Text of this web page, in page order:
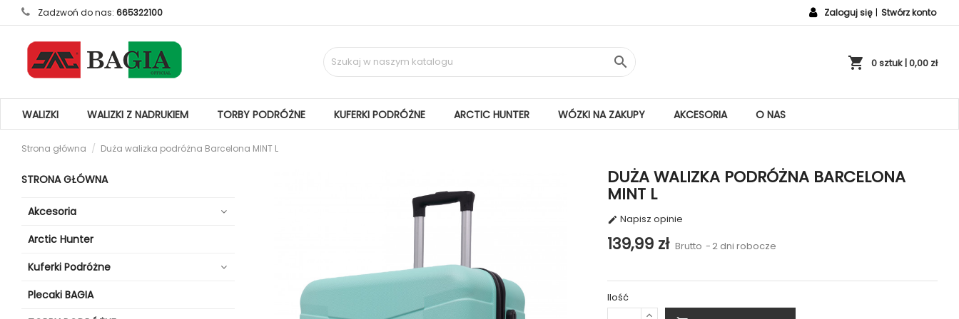
Zadzwoń do nas: 665322100 Zaloguj się | Stwórz konto
 shopping_cart 0 sztuk| 0,00 zł
WALIZKI WALIZKI Z NADRUKIEM TORBY PODRÓŻNE KUFERKI PODRÓŻNE ARCTIC HUNTER WÓZKI NA ZAKUPY AKCESORIA O NAS
Strona główna Duża walizka podróżna Barcelona MINT L
STRONA GŁÓWNA
Akcesoria
Arctic Hunter
Kuferki Podróżne
Plecaki BAGIA
DUŻA WALIZKA PODRÓŻNA BARCELONA
MINT L
 Napisz opinie
139,99 zł Brutto 2 dni robocze
Ilość